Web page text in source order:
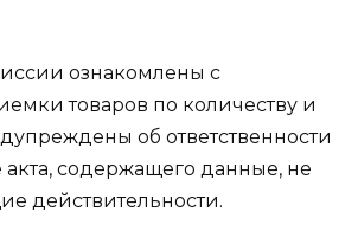
ознакомлены с
товаров по количеству и
об ответственности
содержащего данные, не
действительности.